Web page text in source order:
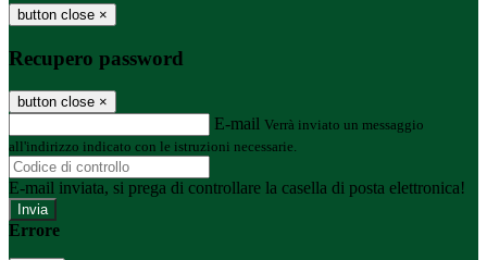
button close ×
Recupero password
button close ×
E-mail Verrà inviato un messaggio
all'indirizzo indicato con le istruzioni necessarie.
E-mail inviata, si prega di controllare la casella di posta elettronica!
Errore